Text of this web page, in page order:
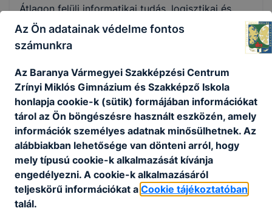
Átlagon felüli informatikai tudás, logisztikai és
szervezőképesség, tervezési és elemzőképesség,
számolási készség, ﬁzikai aktivitás, csapatmunka.
A SZAKKÉPZETTSÉGGEL RENDELKEZŐ
kialakítja a kereskedelmi egység
külső/belső arculatát, termék-, ár-,
értékesítési- és kommunikációs politikáját;
megtervezi, elemzi, értékeli az áruforgalmi
tevékenységet;
irányítja, szervezi és ellenőrzi a
kereskedelmi egység szabályszerű
Az Ön adatainak védelme fontos
számunkra
Az Baranya Vármegyei Szakképzési Centrum
Zrínyi Miklós Gimnázium és Szakképző Iskola
honlapja cookie-k (sütik) formájában információkat
tárol az Ön böngészésre használt eszközén, amely
információk személyes adatnak minősülhetnek. Az
alábbiakban lehetősége van dönteni arról, hogy
mely típusú cookie-k alkalmazását kívánja
engedélyezni. A cookie-k alkalmazásáról
teljeskörű információkat a Cookie tájékoztatóban
talál.